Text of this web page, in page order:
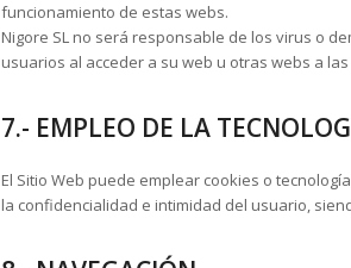
funcionamiento de estas webs.
Nigore SL no será responsable de los virus o
usuarios al acceder a su web u otras webs a
7.- EMPLEO DE LA
El Sitio Web puede emplear cookies o
la confidencialidad e intimidad del usuario,